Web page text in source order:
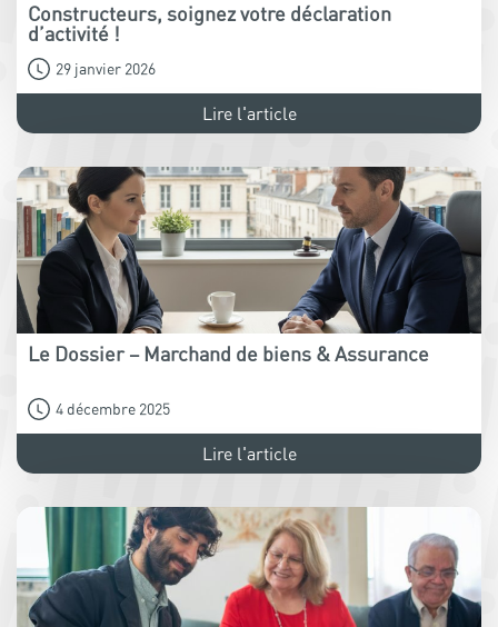
Constructeurs, soignez votre déclaration
d’activité !
29 janvier 2026
Lire l'article
Le Dossier – Marchand de biens & Assurance
4 décembre 2025
Lire l'article